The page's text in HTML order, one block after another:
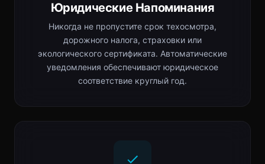
Юридические Напоминания
Никогда не пропустите срок техосмотра,
дорожного налога, страховки или
экологического сертификата. Автоматические
уведомления обеспечивают юридическое
соответствие круглый год.